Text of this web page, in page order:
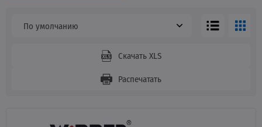
По умолчанию
Скачать XLS
Распечатать